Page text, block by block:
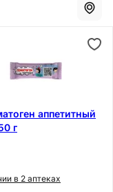
аппетитный
г
в 2 аптеках